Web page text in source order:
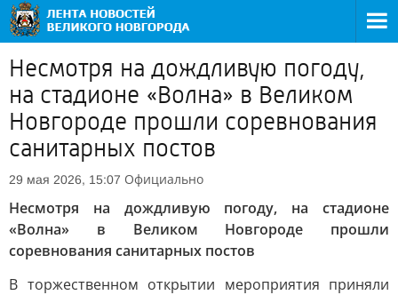
Несмотря на дождливую погоду,
на стадионе «Волна» в Великом
Новгороде прошли соревнования
санитарных постов
29 мая 2026, 15:07 Официально
Несмотря на дождливую погоду, на стадионе
«Волна» в Великом Новгороде прошли
соревнования санитарных постов
В торжественном открытии мероприятия приняли